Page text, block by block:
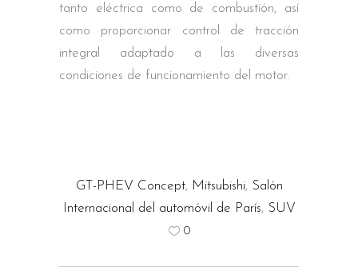
tanto eléctrica como de combustión, así
como proporcionar control de tracción
integral adaptado a las diversas
condiciones de funcionamiento del motor.
GT-PHEV Concept, Mitsubishi, Salón
Internacional del automóvil de París, SUV
0